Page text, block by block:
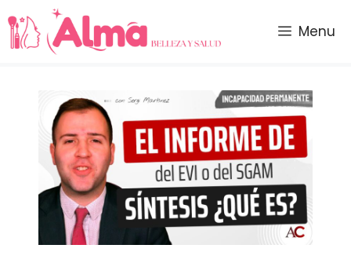
Saltar
al
contenido
Menu